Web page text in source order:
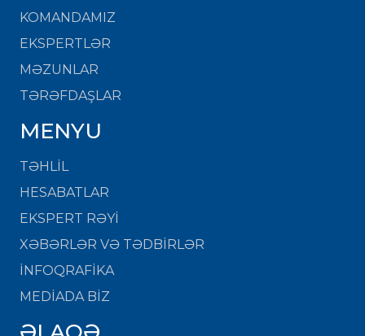
KOMANDAMIZ
EKSPERTLƏR
MƏZUNLAR
TƏRƏFDAŞLAR
MENYU
TƏHLİL
HESABATLAR
EKSPERT RƏYİ
XƏBƏRLƏR VƏ TƏDBİRLƏR
İNFOQRAFİKA
MEDİADA BİZ